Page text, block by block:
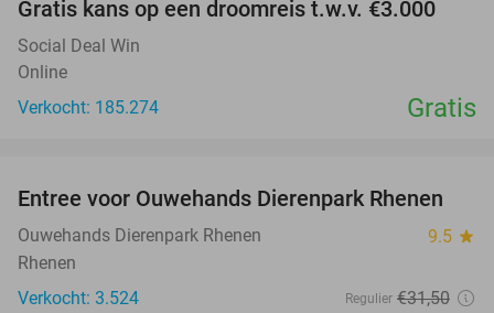
Gratis kans op een droomreis t.w.v. €3.000
Social Deal Win
Online
Verkocht: 185.274
Gratis
19%
Entree voor Ouwehands Dierenpark Rhenen
Ouwehands Dierenpark Rhenen 9.5 star
Rhenen
Verkocht: 3.524
Regulier €31,50